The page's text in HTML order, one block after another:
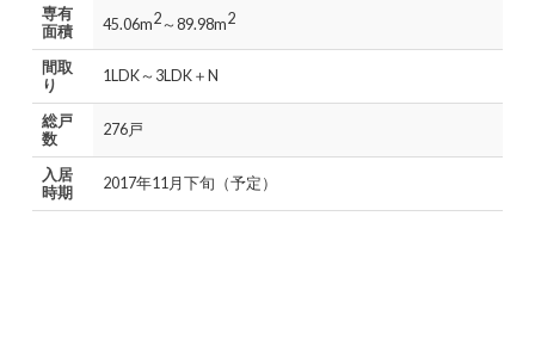
専有
面積
45.06m2～89.98m2
間取
り
1LDK～3LDK＋N
総戸
数
276戸
入居
時期
2017年11月下旬（予定）